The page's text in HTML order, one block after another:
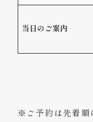
当日のご案内
※ご予約は先着順